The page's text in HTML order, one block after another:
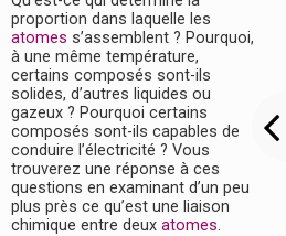
proportion dans laquelle les
atomes s’assemblent ? Pourquoi,
à une même température,
certains composés sont-ils
solides, d’autres liquides ou
gazeux ? Pourquoi certains
composés sont-ils capables de
conduire l’électricité ? Vous
trouverez une réponse à ces
questions en examinant d’un peu
plus près ce qu’est une liaison
chimique entre deux atomes.